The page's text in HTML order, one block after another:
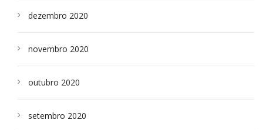
dezembro 2020
novembro 2020
outubro 2020
setembro 2020